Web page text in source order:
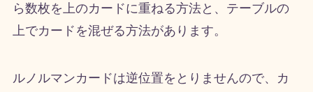
ら数枚を上のカードに重ねる方法と、テーブルの
上でカードを混ぜる方法があります。
ルノルマンカードは逆位置をとりませんので、カ